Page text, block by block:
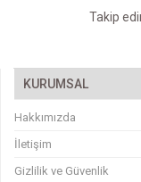
Takip
KURUMSAL
Hakkımızda
İletişim
Gizlilik ve Güvenlik